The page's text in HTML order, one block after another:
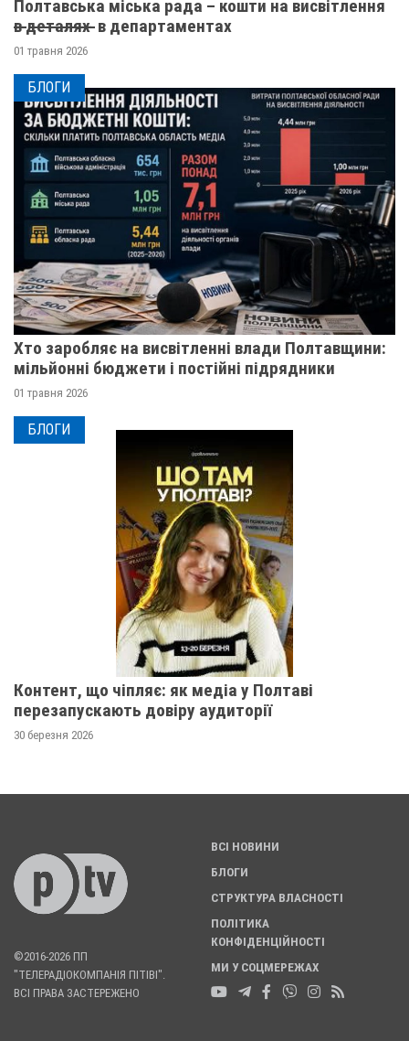
Полтавська міська рада – кошти на висвітлення
в̶ ̶д̶е̶т̶а̶л̶я̶х̶ ̶ в департаментах
01 травня 2026
БЛОГИ
Хто заробляє на висвітленні влади Полтавщини:
мільйонні бюджети і постійні підрядники
01 травня 2026
БЛОГИ
Контент, що чіпляє: як медіа у Полтаві
перезапускають довіру аудиторії
30 березня 2026
©2016-2026 ПП
"ТЕЛЕРАДІОКОМПАНІЯ ПІТІВІ".
ВСІ ПРАВА ЗАСТЕРЕЖЕНО
ВСІ НОВИНИ
БЛОГИ
СТРУКТУРА ВЛАСНОСТІ
ПОЛІТИКА
КОНФІДЕНЦІЙНОСТІ
МИ У СОЦМЕРЕЖАХ